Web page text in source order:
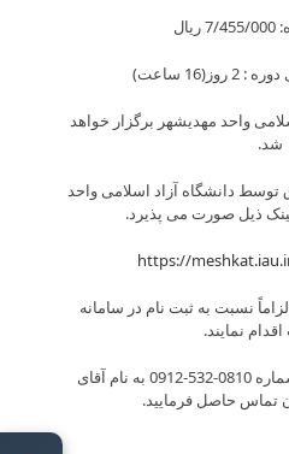
ساعت)
واحد مهدیشهر برگزار خواهد
شد.
دانشگاه آزاد اسلامی واحد
ذیل صورت می پذیرد.
https://
نسبت به ثبت نام در سامانه
نمایند.
جهت هماهنگی میتوانید با شماره 0810-532-0912 به نام آقای
تماس حاصل فرمایید.